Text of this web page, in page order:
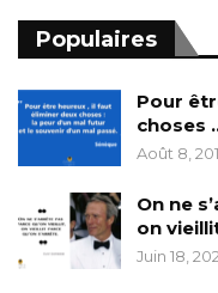
Populaires
Pour
choses
Août 8,
On ne
on
Juin 18,